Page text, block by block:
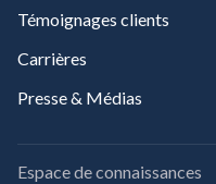
Témoignages clients
Carrières
Presse & Médias
Espace de connaissances